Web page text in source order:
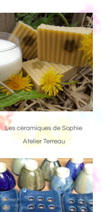
Les céramiques de Sophie
Atelier Terreau